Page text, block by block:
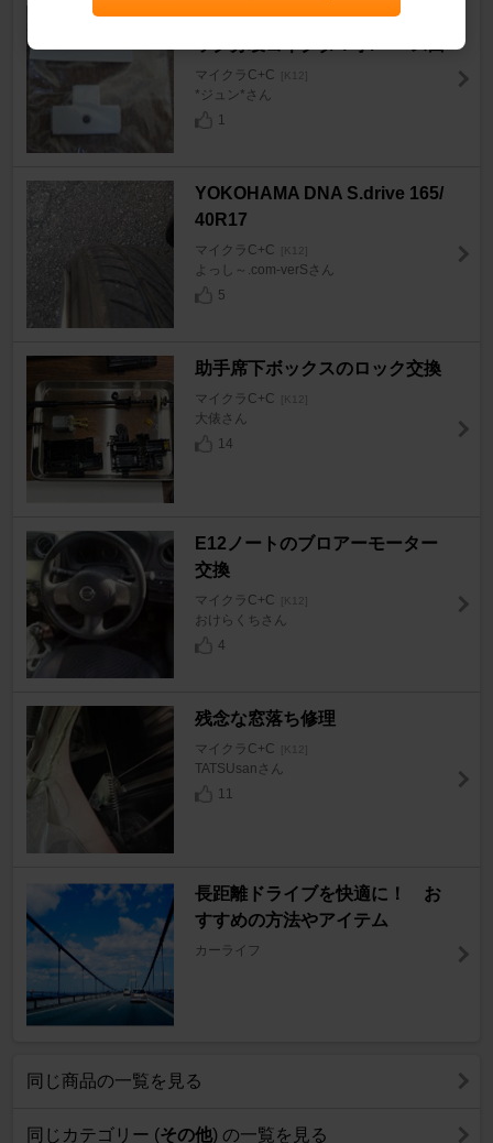
ジェイダブルシステム プラスチ
マイクラC+C [K12]
*ジュン*さん
1
YOKOHAMA DNA S.drive 165/
40R17
マイクラC+C [K12]
よっし～.com-verSさん
5
助手席下ボックスのロック交換
マイクラC+C [K12]
大俵さん
14
E12ノートのブロアーモーター
交換
マイクラC+C [K12]
おけらくちさん
4
残念な窓落ち修理
マイクラC+C [K12]
TATSUsanさん
11
長距離ドライブを快適に！ お
すすめの方法やアイテム
カーライフ
同じ商品の一覧を見る
同じカテゴリー (その他) の一覧を見る